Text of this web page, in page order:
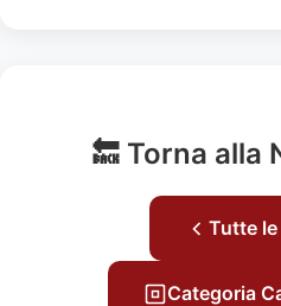
🔙 Torna alla
Tutte
Categoria